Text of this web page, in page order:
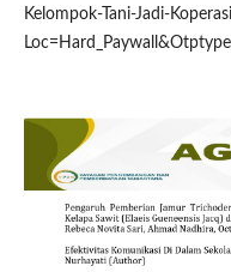
Kelompok-Tani-Jadi-